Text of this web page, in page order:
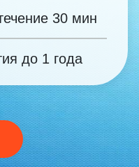
30 мин
до 1 года